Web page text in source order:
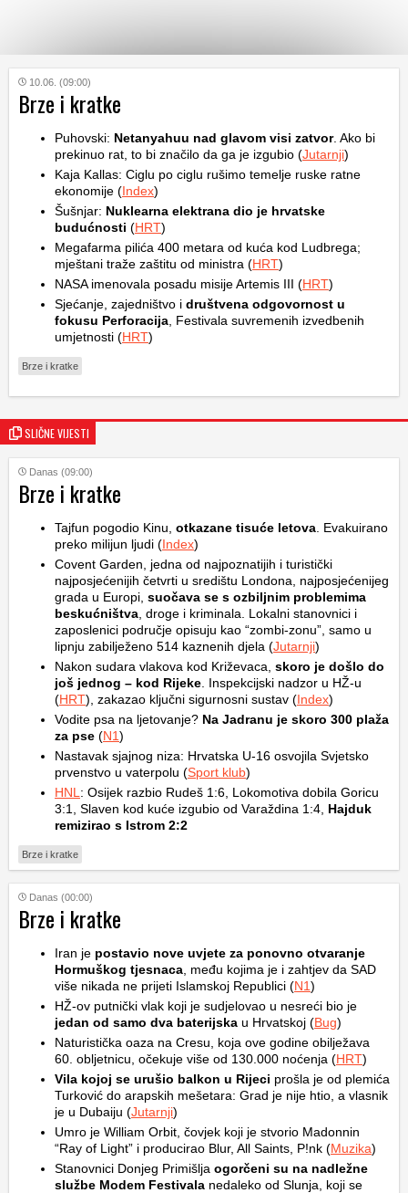
KATEGORIJE
HRVATSKI
WEB
10.06. (09:00)
Brze i kratke
Puhovski: Netanyahuu nad glavom visi zatvor. Ako bi
prekinuo rat, to bi značilo da ga je izgubio (Jutarnji)
Kaja Kallas: Ciglu po ciglu rušimo temelje ruske ratne
ekonomije (Index)
Šušnjar: Nuklearna elektrana dio je hrvatske
budućnosti (HRT)
Megafarma pilića 400 metara od kuća kod Ludbrega;
mještani traže zaštitu od ministra (HRT)
NASA imenovala posadu misije Artemis III (HRT)
Sjećanje, zajedništvo i društvena odgovornost u
fokusu Perforacija , Festivala suvremenih izvedbenih
umjetnosti (HRT)
Brze i kratke
SLIČNE VIJESTI
Danas (09:00)
Brze i kratke
Tajfun pogodio Kinu, otkazane tisuće letova . Evakuirano
preko milijun ljudi (Index)
Covent Garden, jedna od najpoznatijih i turistički
najposjećenijih četvrti u središtu Londona, najposjećenijeg
grada u Europi, suočava se s ozbiljnim problemima
beskućništva , droge i kriminala. Lokalni stanovnici i
zaposlenici područje opisuju kao “zombi-zonu”, samo u
lipnju zabilježeno 514 kaznenih djela (Jutarnji)
Nakon sudara vlakova kod Križevaca, skoro je došlo do
još jednog – kod Rijeke . Inspekcijski nadzor u HŽ-u
(HRT), zakazao ključni sigurnosni sustav (Index)
Vodite psa na ljetovanje? Na Jadranu je skoro 300 plaža
za pse (N1)
Nastavak sjajnog niza: Hrvatska U-16 osvojila Svjetsko
prvenstvo u vaterpolu (Sport klub)
HNL : Osijek razbio Rudeš 1:6, Lokomotiva dobila Goricu
3:1, Slaven kod kuće izgubio od Varaždina 1:4, Hajduk
remizirao s Istrom 2:2
Brze i kratke
Danas (00:00)
Brze i kratke
Iran je postavio nove uvjete za ponovno otvaranje
Hormuškog tjesnaca , među kojima je i zahtjev da SAD
više nikada ne prijeti Islamskoj Republici (N1)
HŽ-ov putnički vlak koji je sudjelovao u nesreći bio je
jedan od samo dva baterijska u Hrvatskoj (Bug)
Naturistička oaza na Cresu, koja ove godine obilježava
60. obljetnicu, očekuje više od 130.000 noćenja (HRT)
Vila kojoj se urušio balkon u Rijeci prošla je od plemića
Turković do arapskih mešetara: Grad je nije htio, a vlasnik
je u Dubaiju (Jutarnji)
Umro je William Orbit, čovjek koji je stvorio Madonnin
“Ray of Light” i producirao Blur, All Saints, P!nk (Muzika)
Stanovnici Donjeg Primišlja ogorčeni su na nadležne
službe Modem Festivala nedaleko od Slunja, koji se